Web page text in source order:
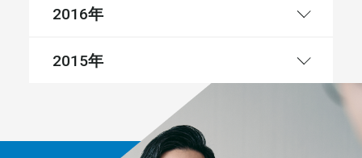
2016年
2015年